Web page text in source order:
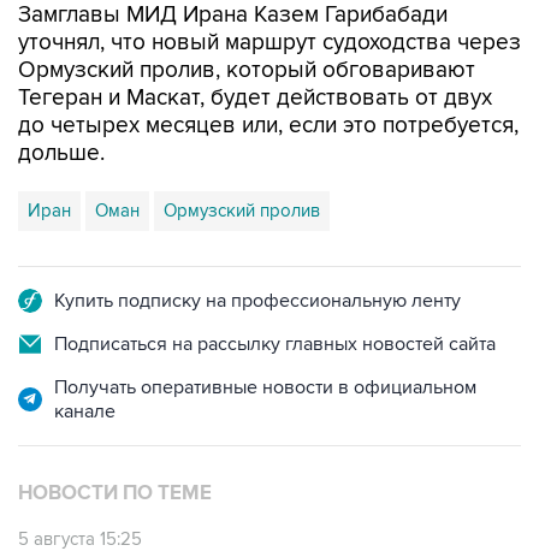
Замглавы МИД Ирана Казем Гарибабади
уточнял, что новый маршрут судоходства через
Ормузский пролив, который обговаривают
Тегеран и Маскат, будет действовать от двух
до четырех месяцев или, если это потребуется,
дольше.
Иран Оман Ормузский пролив
Купить подписку на профессиональную ленту
Подписаться на рассылку главных новостей сайта
Получать оперативные новости в официальном
канале
НОВОСТИ ПО ТЕМЕ
5 августа 15:25